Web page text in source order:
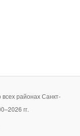
всех районах Санкт-
гг.